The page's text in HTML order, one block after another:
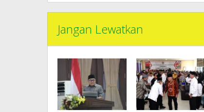
Jangan Lewatkan